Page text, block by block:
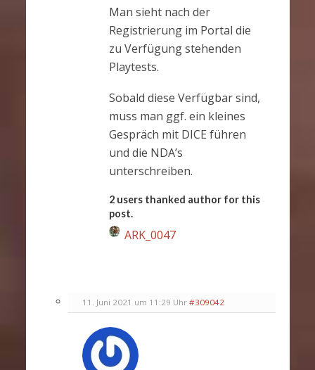
Man sieht nach der
Registrierung im Portal die
zu Verfügung stehenden
Playtests.
Sobald diese Verfügbar sind,
muss man ggf. ein kleines
Gespräch mit DICE führen
und die NDA’s
unterschreiben.
2 users thanked author for this
post.
ARK_0047
11. Juni 2021 um 11:29 Uhr #309042